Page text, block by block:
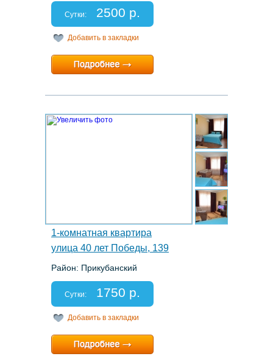
Спальных мест: 2
Отчетные документы: есть
Сутки: 2500 р.
Добавить в закладки
Минимальный срок:2 суток
Расчетный час:12:00
1-комнатная квартира
улица 40 лет Победы, 139
Район: Прикубанский
Спальных мест: 2+2+2
Отчетные документы: есть
Сутки: 1750 р.
Добавить в закладки
Минимальный срок:1 суток
Расчетный час:12:00